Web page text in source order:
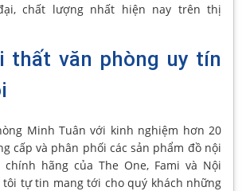
chất lượng nhất hiện nay trên thị
thất văn phòng uy tín
Minh Tuân với kinh nghiệm hơn 20
cấp và phân phối các sản phẩm đồ nội
hãng của The One, Fami và Nội
tôi tự tin mang tới cho quý khách những